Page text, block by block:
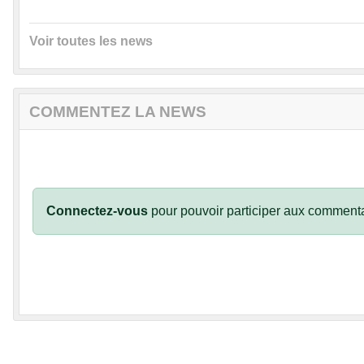
Voir toutes les news
COMMENTEZ LA NEWS
Connectez-vous pour pouvoir participer aux